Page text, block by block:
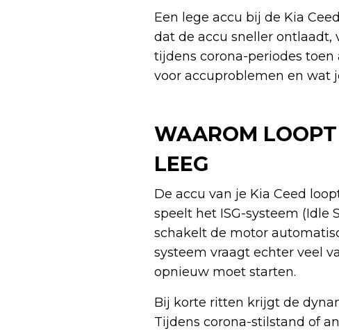
Een lege accu bij de Kia
dat de accu sneller ontlaadt,
tijdens corona-periodes
voor accuproblemen en wat
WAAROM
LEEG
De accu van je Kia Ceed
speelt het ISG-systeem (Idle
schakelt de motor
systeem vraagt echter veel
opnieuw moet starten.
Bij korte ritten krijgt de
Tijdens corona-stilstand of